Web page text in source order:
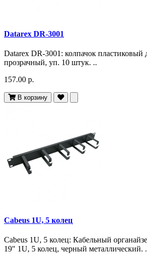
Datarex DR-3001
Datarex DR-3001: колпачок пластиковый
прозрачный, уп. 10 штук. ..
157.00 р.
В корзину
Cabeus 1U, 5 колец
Cabeus 1U, 5 колец: Кабельный
19" 1U, 5 колец, черный металлический.